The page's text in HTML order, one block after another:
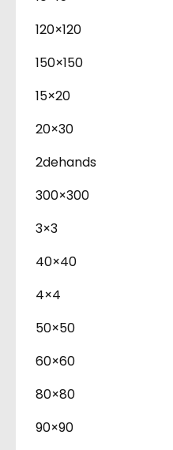
120×120
150×150
15×20
20×30
2dehands
300×300
3×3
40×40
4×4
50×50
60×60
80×80
90×90